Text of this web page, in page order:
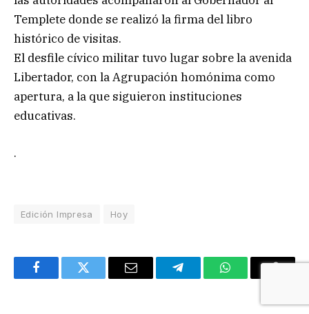
Templete donde se realizó la firma del libro
histórico de visitas.
El desfile cívico militar tuvo lugar sobre la avenida
Libertador, con la Agrupación homónima como
apertura, a la que siguieron instituciones
educativas.
.
Edición Impresa Hoy
FacebookTwitter Email TelegramWhatsApp